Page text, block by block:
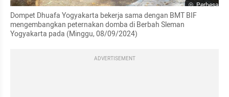
Perbesar
Dompet Dhuafa Yogyakarta bekerja sama dengan BMT BIF
mengembangkan peternakan domba di Berbah Sleman
Yogyakarta pada (Minggu, 08/09/2024)
ADVERTISEMENT